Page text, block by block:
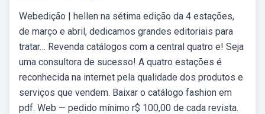
Webedição | hellen na sétima edição da 4 estações,
de março e abril, dedicamos grandes editoriais para
tratar… Revenda catálogos com a central quatro e! Seja
uma consultora de sucesso! A quatro estações é
reconhecida na internet pela qualidade dos produtos e
serviços que vendem. Baixar o catálogo fashion em
pdf. Web — pedido mínimo r$ 100,00 de cada revista.